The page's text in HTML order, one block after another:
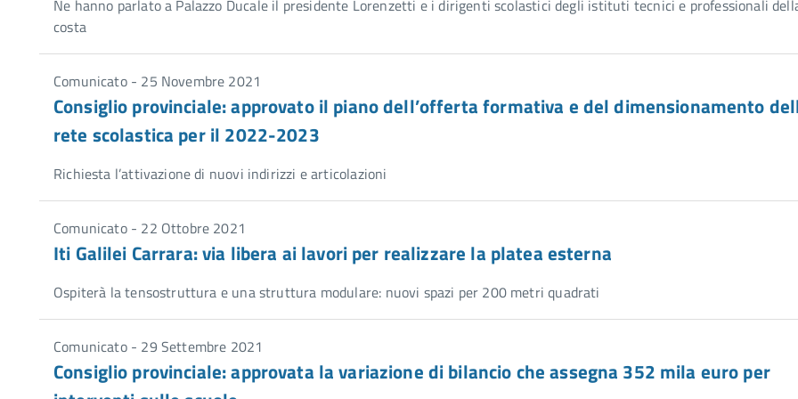
Ne hanno parlato a Palazzo Ducale il presidente Lorenzetti e i dirigenti scolastici degli istituti tecnici e professionali
costa
Comunicato - 25 Novembre 2021
Consiglio provinciale: approvato il piano dell’offerta formativa e del dimensionamento
rete scolastica per il 2022-2023
Richiesta l’attivazione di nuovi indirizzi e articolazioni
Comunicato - 22 Ottobre 2021
Iti Galilei Carrara: via libera ai lavori per realizzare la platea esterna
Ospiterà la tensostruttura e una struttura modulare: nuovi spazi per 200 metri quadrati
Comunicato - 29 Settembre 2021
Consiglio provinciale: approvata la variazione di bilancio che assegna 352 mila euro per